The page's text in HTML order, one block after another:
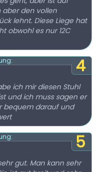
den vollen
lehnt. Diese Liege hat
obwohl es nur 12C
4
ich mir diesen Stuhl
und ich muss sagen er
bequem darauf und
5
gut. Man kann sehr